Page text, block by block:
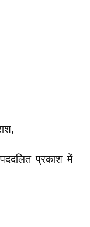
प्रकाश में